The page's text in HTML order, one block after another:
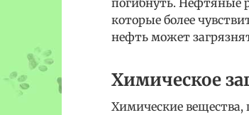
которые более
нефть может
Химическое
Химические вещества,